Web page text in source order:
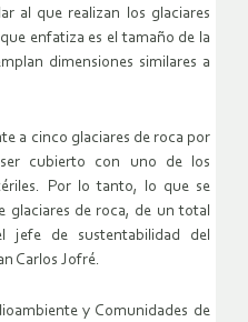
al que realizan los glaciares
enfatiza es el tamaño de la
dimensiones similares a
a cinco glaciares de roca por
cubierto con uno de los
Por lo tanto, lo que se
glaciares de roca, de un total
jefe de sustentabilidad del
Carlos Jofré.
y Comunidades de